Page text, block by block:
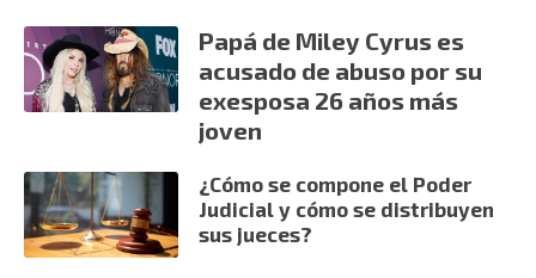
Papá de Miley Cyrus es
acusado de abuso por su
exesposa 26 años más
joven
¿Cómo se compone el Poder
Judicial y cómo se distribuyen
sus jueces?